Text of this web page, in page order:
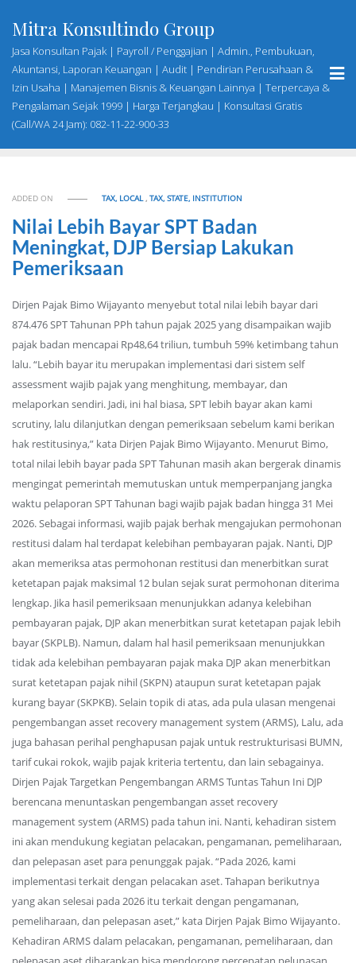
content
Mitra Konsultindo Group
Jasa Konsultan Pajak | Payroll / Penggajian | Admin., Pembukuan,
Akuntansi, Laporan Keuangan | Audit | Pendirian Perusahaan &
Izin Usaha | Manajemen Bisnis & Keuangan Lainnya | Terpercaya &
Pengalaman Sejak 1999 | Harga Terjangkau | Konsultasi Gratis
(Call/WA 24 Jam): 082-11-22-900-33
ADDED ON TAX, LOCAL,TAX, STATE, INSTITUTION
Nilai Lebih Bayar SPT Badan
Meningkat, DJP Bersiap Lakukan
Pemeriksaan
Dirjen Pajak Bimo Wijayanto menyebut total nilai lebih bayar dari
874.476 SPT Tahunan PPh tahun pajak 2025 yang disampaikan wajib
pajak badan mencapai Rp48,64 triliun, tumbuh 59% ketimbang tahun
lalu. “Lebih bayar itu merupakan implementasi dari sistem self
assessment wajib pajak yang menghitung, membayar, dan
melaporkan sendiri. Jadi, ini hal biasa, SPT lebih bayar akan kami
scrutiny, lalu dilanjutkan dengan pemeriksaan sebelum kami berikan
hak restitusinya,” kata Dirjen Pajak Bimo Wijayanto. Menurut Bimo,
total nilai lebih bayar pada SPT Tahunan masih akan bergerak dinamis
mengingat pemerintah memutuskan untuk memperpanjang jangka
waktu pelaporan SPT Tahunan bagi wajib pajak badan hingga 31 Mei
2026. Sebagai informasi, wajib pajak berhak mengajukan permohonan
restitusi dalam hal terdapat kelebihan pembayaran pajak. Nanti, DJP
akan memeriksa atas permohonan restitusi dan menerbitkan surat
ketetapan pajak maksimal 12 bulan sejak surat permohonan diterima
lengkap. Jika hasil pemeriksaan menunjukkan adanya kelebihan
pembayaran pajak, DJP akan menerbitkan surat ketetapan pajak lebih
bayar (SKPLB). Namun, dalam hal hasil pemeriksaan menunjukkan
tidak ada kelebihan pembayaran pajak maka DJP akan menerbitkan
surat ketetapan pajak nihil (SKPN) ataupun surat ketetapan pajak
kurang bayar (SKPKB). Selain topik di atas, ada pula ulasan mengenai
pengembangan asset recovery management system (ARMS), Lalu, ada
juga bahasan perihal penghapusan pajak untuk restrukturisasi BUMN,
tarif cukai rokok, wajib pajak kriteria tertentu, dan lain sebagainya.
Dirjen Pajak Targetkan Pengembangan ARMS Tuntas Tahun Ini DJP
berencana menuntaskan pengembangan asset recovery
management system (ARMS) pada tahun ini. Nanti, kehadiran sistem
ini akan mendukung kegiatan pelacakan, pengamanan, pemeliharaan,
dan pelepasan aset para penunggak pajak. “Pada 2026, kami
implementasi terkait dengan pelacakan aset. Tahapan berikutnya
yang akan selesai pada 2026 itu terkait dengan pengamanan,
pemeliharaan, dan pelepasan aset,” kata Dirjen Pajak Bimo Wijayanto.
Kehadiran ARMS dalam pelacakan, pengamanan, pemeliharaan, dan